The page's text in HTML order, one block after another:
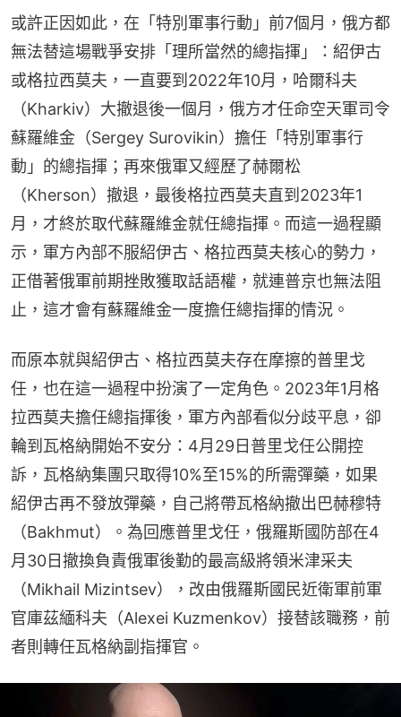
或許正因如此，在「特別軍事行動」前7個月，俄方都
無法替這場戰爭安排「理所當然的總指揮」：紹伊古
或格拉西莫夫，一直要到2022年10月，哈爾科夫
（Kharkiv）大撤退後一個月，俄方才任命空天軍司令
蘇羅維金（Sergey Surovikin）擔任「特別軍事行
動」的總指揮；再來俄軍又經歷了赫爾松
（Kherson）撤退，最後格拉西莫夫直到2023年1
月，才終於取代蘇羅維金就任總指揮。而這一過程顯
示，軍方內部不服紹伊古、格拉西莫夫核心的勢力，
正借著俄軍前期挫敗獲取話語權，就連普京也無法阻
止，這才會有蘇羅維金一度擔任總指揮的情況。
而原本就與紹伊古、格拉西莫夫存在摩擦的普里戈
任，也在這一過程中扮演了一定角色。2023年1月格
拉西莫夫擔任總指揮後，軍方內部看似分歧平息，卻
輪到瓦格納開始不安分：4月29日普里戈任公開控
訴，瓦格納集團只取得10%至15%的所需彈藥，如果
紹伊古再不發放彈藥，自己將帶瓦格納撤出巴赫穆特
（Bakhmut）。為回應普里戈任，俄羅斯國防部在4
月30日撤換負責俄軍後勤的最高級將領米津采夫
（Mikhail Mizintsev），改由俄羅斯國民近衛軍前軍
官庫茲緬科夫（Alexei Kuzmenkov）接替該職務，前
者則轉任瓦格納副指揮官。